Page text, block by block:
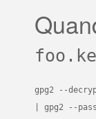
gpg2 --
| gpg2 --